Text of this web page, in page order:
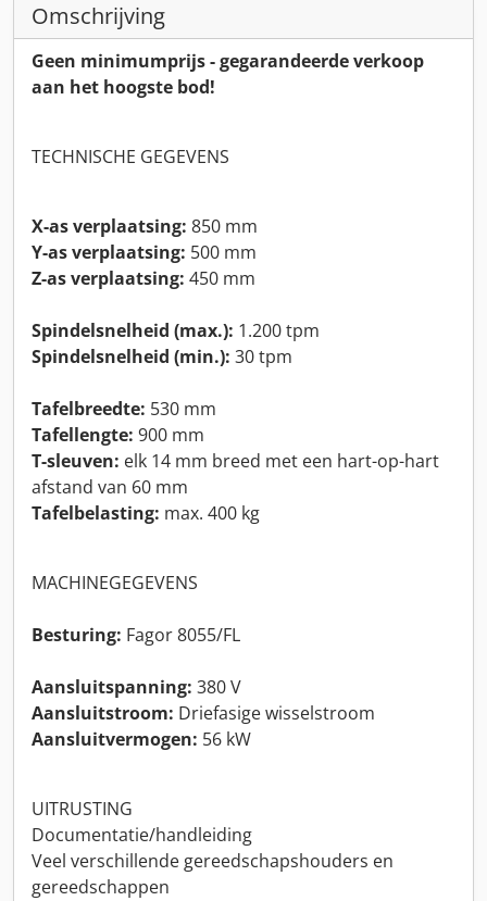
Omschrijving
Geen minimumprijs - gegarandeerde verkoop
aan het hoogste bod!
TECHNISCHE GEGEVENS
X-as verplaatsing: 850 mm
Y-as verplaatsing: 500 mm
Z-as verplaatsing: 450 mm
Spindelsnelheid (max.): 1.200 tpm
Spindelsnelheid (min.): 30 tpm
Tafelbreedte: 530 mm
Tafellengte: 900 mm
T-sleuven: elk 14 mm breed met een hart-op-hart
afstand van 60 mm
Tafelbelasting: max. 400 kg
MACHINEGEGEVENS
Besturing: Fagor 8055/FL
Aansluitspanning: 380 V
Aansluitstroom: Driefasige wisselstroom
Aansluitvermogen: 56 kW
UITRUSTING
Documentatie/handleiding
Veel verschillende gereedschapshouders en
gereedschappen